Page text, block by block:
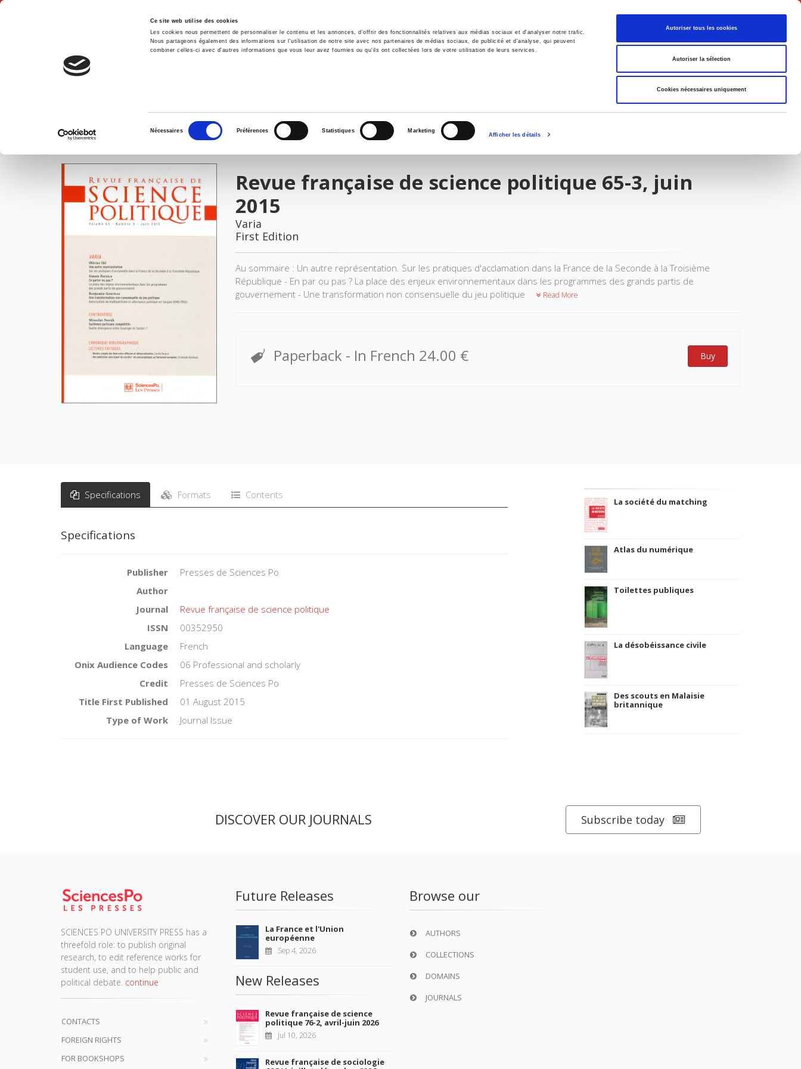
Ce site web utilise des cookies
Les cookies nous permettent de personnaliser le contenu et les annonces, d'offrir des fonctionnalités relatives aux médias sociaux et d'analyser notre trafic.
Nous partageons également des informations sur l'utilisation de notre site avec nos partenaires de médias sociaux, de publicité et d'analyse, qui peuvent
combiner celles-ci avec d'autres informations que vous leur avez fournies ou qu'ils ont collectées lors de votre utilisation de leurs services.
consentement
Nécessaires Préférences Statistiques Marketing
Afficher les détails
Autoriser tous les cookies
Autoriser la sélection
Cookies nécessaires uniquement
English
Home Environment History International Politics
IMAGES
Revue française de science politique 65-3, juin
2015
Varia
First Edition
Au sommaire : Un autre représentation. Sur les pratiques d'acclamation dans la France de la Seconde à la Troisième
République - En par ou pas ? La place des enjeux environnementaux dans les programmes des grands partis de
gouvernement - Une transformation non consensuelle du jeu politique
Read More
Paperback - In French 24.00 € Buy
Specifications Formats Contents
Specifications
Publisher
Presses de Sciences Po
Author
Journal
Revue française de science politique
ISSN
00352950
Language
French
Onix Audience Codes
06 Professional and scholarly
Credit
Presses de Sciences Po
Title First Published
01 August 2015
Type of Work
Journal Issue
La société du matching
Atlas du numérique
Toilettes publiques
La désobéissance civile
Des scouts en Malaisie
britannique
DISCOVER OUR JOURNALS Subscribe today
SCIENCES PO UNIVERSITY PRESS has a
threefold role: to publish original
research, to edit reference works for
student use, and to help public and
political debate. continue
CONTACTS
FOREIGN RIGHTS
FOR BOOKSHOPS
Future Releases
La France et l'Union
européenne
Sep 4, 2026
New Releases
Revue française de science
politique 76-2, avril-juin 2026
Jul 10, 2026
Revue française de sociologie
Browse our
AUTHORS
COLLECTIONS
DOMAINS
JOURNALS